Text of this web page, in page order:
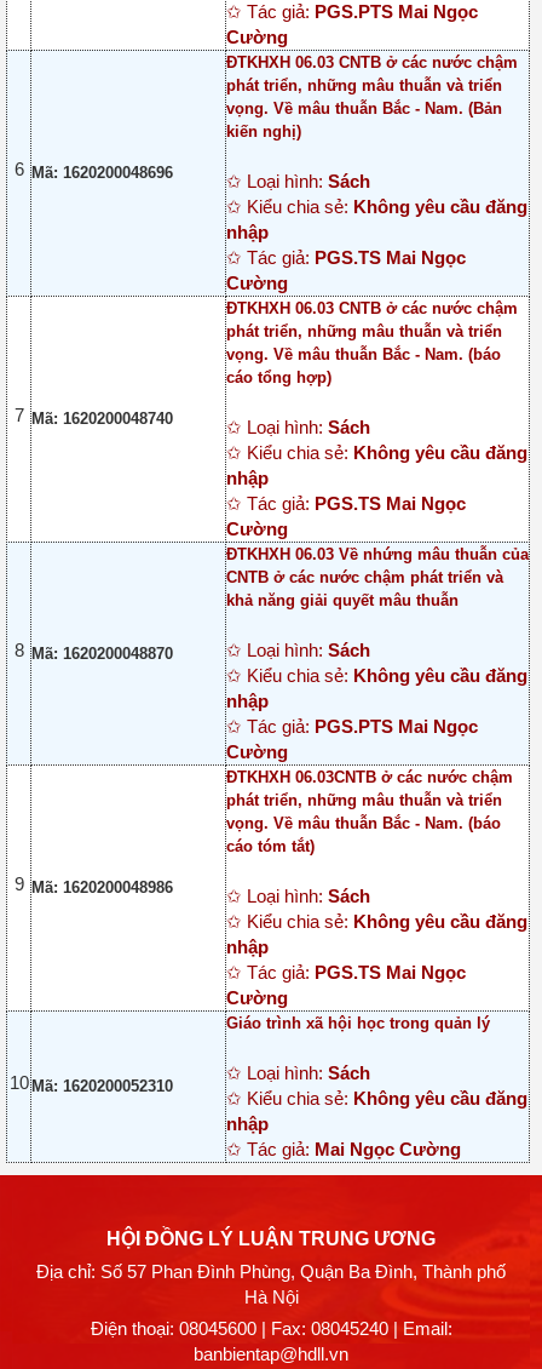
✩ Tác giả: PGS.PTS Mai Ngọc
Cường
6 Mã: 1620200048696
ĐTKHXH 06.03 CNTB ở các nước chậm
phát triển, những mâu thuẫn và triển
vọng. Về mâu thuẫn Bắc - Nam. (Bản
kiến nghị)
✩ Loại hình: Sách
✩ Kiểu chia sẻ: Không yêu cầu đăng
nhập
✩ Tác giả: PGS.TS Mai Ngọc
Cường
7 Mã: 1620200048740
ĐTKHXH 06.03 CNTB ở các nước chậm
phát triển, những mâu thuẫn và triển
vọng. Về mâu thuẫn Bắc - Nam. (báo
cáo tổng hợp)
✩ Loại hình: Sách
✩ Kiểu chia sẻ: Không yêu cầu đăng
nhập
✩ Tác giả: PGS.TS Mai Ngọc
Cường
8 Mã: 1620200048870
ĐTKHXH 06.03 Về nhứng mâu thuẫn của
CNTB ở các nước chậm phát triển và
khả năng giải quyết mâu thuẫn
✩ Loại hình: Sách
✩ Kiểu chia sẻ: Không yêu cầu đăng
nhập
✩ Tác giả: PGS.PTS Mai Ngọc
Cường
9 Mã: 1620200048986
ĐTKHXH 06.03CNTB ở các nước chậm
phát triển, những mâu thuẫn và triển
vọng. Về mâu thuẫn Bắc - Nam. (báo
cáo tóm tắt)
✩ Loại hình: Sách
✩ Kiểu chia sẻ: Không yêu cầu đăng
nhập
✩ Tác giả: PGS.TS Mai Ngọc
Cường
10 Mã: 1620200052310
Giáo trình xã hội học trong quản lý
✩ Loại hình: Sách
✩ Kiểu chia sẻ: Không yêu cầu đăng
nhập
✩ Tác giả: Mai Ngọc Cường
HỘI ĐỒNG LÝ LUẬN TRUNG ƯƠNG
Địa chỉ: Số 57 Phan Đình Phùng, Quận Ba Đình, Thành phố
Hà Nội
Điện thoại: 08045600| Fax: 08045240 | Email:
banbientap@hdll.vn